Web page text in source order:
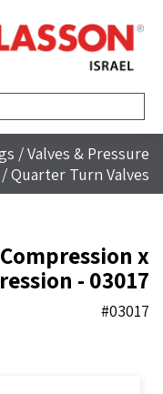
/Valves & Pressure
/Quarter Turn Valves
x
- 03017
#03017